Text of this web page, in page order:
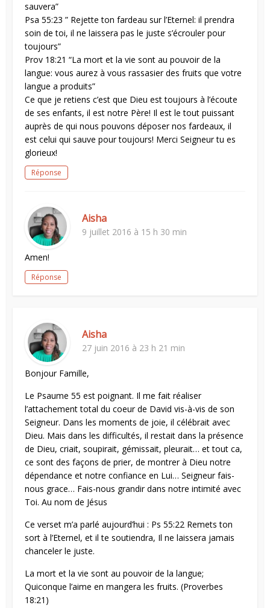
sauvera”
Psa 55:23 ” Rejette ton fardeau sur l’Eternel: il prendra
soin de toi, il ne laissera pas le juste s’écrouler pour
toujours”
Prov 18:21 “La mort et la vie sont au pouvoir de la
langue: vous aurez à vous rassasier des fruits que votre
langue a produits”
Ce que je retiens c’est que Dieu est toujours à l’écoute
de ses enfants, il est notre Père! Il est le tout puissant
auprès de qui nous pouvons déposer nos fardeaux, il
est celui qui sauve pour toujours! Merci Seigneur tu es
glorieux!
Réponse
Aisha
9 juillet 2016 à 15 h 30 min
Amen!
Réponse
Aisha
27 juin 2016 à 23 h 21 min
Bonjour Famille,
Le Psaume 55 est poignant. Il me fait réaliser
l’attachement total du coeur de David vis-à-vis de son
Seigneur. Dans les moments de joie, il célébrait avec
Dieu. Mais dans les difficultés, il restait dans la présence
de Dieu, criait, soupirait, gémissait, pleurait… et tout ca,
ce sont des façons de prier, de montrer à Dieu notre
dépendance et notre confiance en Lui… Seigneur fais-
nous grace… Fais-nous grandir dans notre intimité avec
Toi. Au nom de Jésus
Ce verset m’a parlé aujourd’hui : Ps 55:22 Remets ton
sort à l’Eternel, et il te soutiendra, Il ne laissera jamais
chanceler le juste.
La mort et la vie sont au pouvoir de la langue;
Quiconque l’aime en mangera les fruits. (Proverbes
18:21)